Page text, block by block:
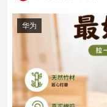
华为